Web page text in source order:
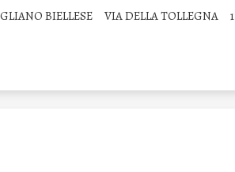
BIELLESE VIA DELLA TOLLEGNA 1